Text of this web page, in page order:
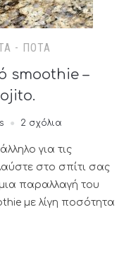
- ΠΟΤΆ
smoothie –
2 σχόλια
για τις
στο σπίτι σας
παραλλαγή του
με λίγη ποσότητα